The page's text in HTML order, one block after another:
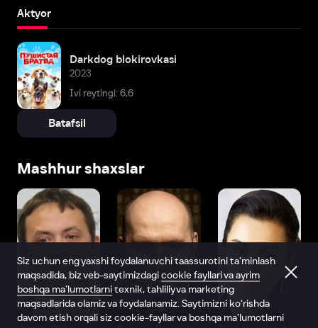
Aktyor
Darkdog blokirovkasi
2023
Ivi reytingi: 6,6
Batafsil
Mashhur shaxslar
Siz uchun eng yaxshi foydalanuvchi taassurotini ta’minlash
maqsadida, biz veb-saytimizdagicookie fayllari va ayrim
boshqa ma’lumotlarnitexnik, tahliliy va marketing
maqsadlarida olamiz va foydalanamiz. Saytimizni ko‘rishda
davom etish orqali siz cookie-fayllar va boshqa ma’lumotlarni